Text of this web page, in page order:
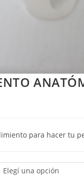
para hacer tu
Elegí una opción